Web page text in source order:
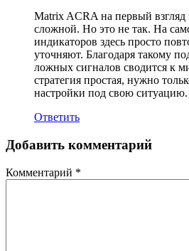
Matrix ACRA на первый взгляд
сложной. Но это не так. На
индикаторов здесь просто
уточняют. Благодаря такому
ложных сигналов сводится к
стратегия простая, нужно
настройки под свою ситуацию.
Ответить
Добавить комментарий
Комментарий *